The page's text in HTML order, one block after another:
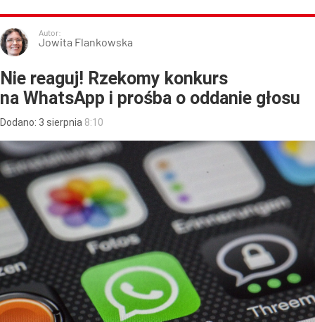
Autor:
Jowita Flankowska
Nie reaguj! Rzekomy konkurs
na WhatsApp i prośba o oddanie głosu
Dodano: 3 sierpnia 8:10